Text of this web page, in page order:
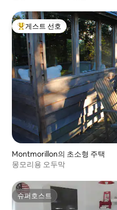
상위 게스트 선호
게스트 선호
Montmorillon의 초소형 주택
몽모리용 오두막
슈퍼호스트
슈퍼호스트